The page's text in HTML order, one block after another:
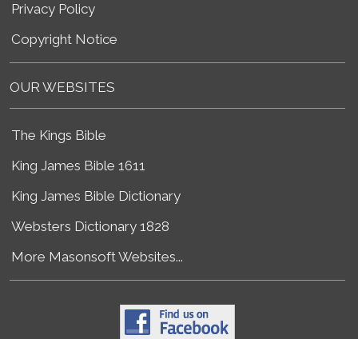
Privacy Policy
Copyright Notice
OUR WEBSITES
The Kings Bible
King James Bible 1611
King James Bible Dictionary
Websters Dictionary 1828
More Masonsoft Websites...